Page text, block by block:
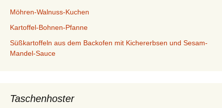
Möhren-Walnuss-Kuchen
Kartoffel-Bohnen-Pfanne
Süßkartoffeln aus dem Backofen mit Kichererbsen und Sesam-
Mandel-Sauce
Taschenhoster